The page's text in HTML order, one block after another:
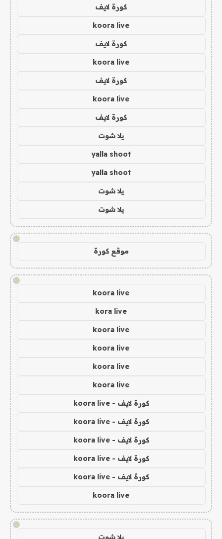
كورة لايف
koora live
كورة لايف
koora live
كورة لايف
koora live
كورة لايف
يلا شوت
yalla shoot
yalla shoot
يلا شوت
يلا شوت
!
موقع كورة
!
koora live
kora live
koora live
koora live
koora live
koora live
كورة لايف - koora live
كورة لايف - koora live
كورة لايف - koora live
كورة لايف - koora live
كورة لايف - koora live
koora live
!
يلا شوت